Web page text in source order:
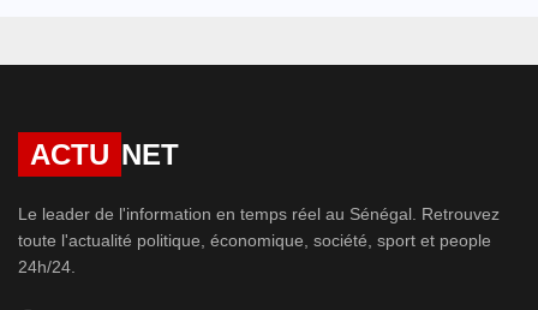
ACTU NET
Le leader de l'information en temps réel au Sénégal. Retrouvez
toute l'actualité politique, économique, société, sport et people
24h/24.